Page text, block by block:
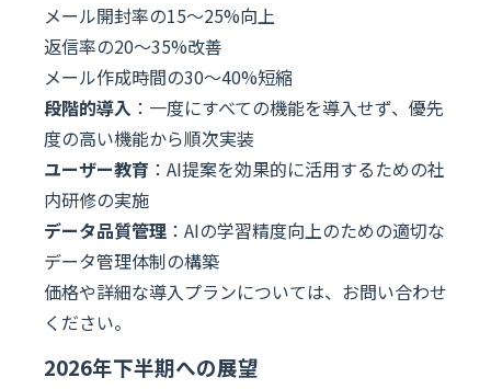
メール開封率の15〜25%向上
返信率の20〜35%改善
メール作成時間の30〜40%短縮
段階的導入 ：一度にすべての機能を導入せず、優先
度の高い機能から順次実装
ユーザー教育 ：AI提案を効果的に活用するための社
内研修の実施
データ品質管理 ：AIの学習精度向上のための適切な
データ管理体制の構築
価格や詳細な導入プランについては、お問い合わせ
ください。
2026年下半期への展望